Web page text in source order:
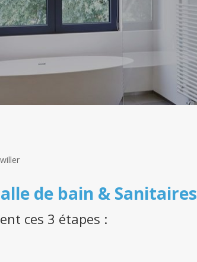
de bain & Sanitaires
ces 3 étapes :